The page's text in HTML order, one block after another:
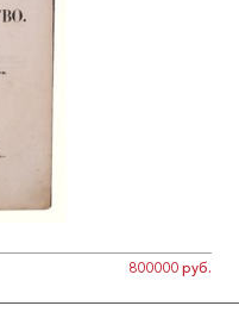
800000 руб.